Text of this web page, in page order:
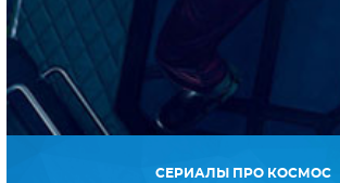
СЕРИАЛЫ ПРО КОСМОС